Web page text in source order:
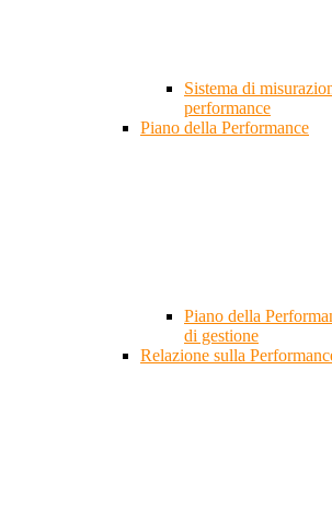
Sistema di
performance
Piano della Performance
Piano della
di gestione
Relazione sulla